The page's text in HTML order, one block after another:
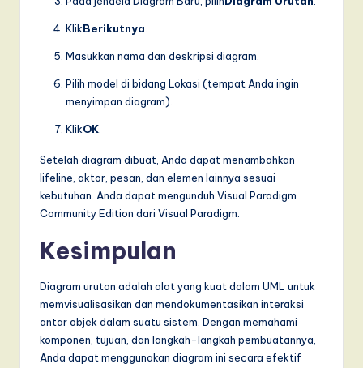
KlikBerikutnya
Masukkan nama dan deskripsi diagram.
Pilih model di bidang Lokasi (tempat Anda ingin
menyimpan diagram).
KlikOK
Setelah diagram dibuat, Anda dapat menambahkan
lifeline, aktor, pesan, dan elemen lainnya sesuai
kebutuhan. Anda dapat mengunduh Visual Paradigm
Community Edition dari Visual Paradigm.
Kesimpulan
Diagram urutan adalah alat yang kuat dalam UML untuk
memvisualisasikan dan mendokumentasikan interaksi
antar objek dalam suatu sistem. Dengan memahami
komponen, tujuan, dan langkah-langkah pembuatannya,
Anda dapat menggunakan diagram ini secara efektif